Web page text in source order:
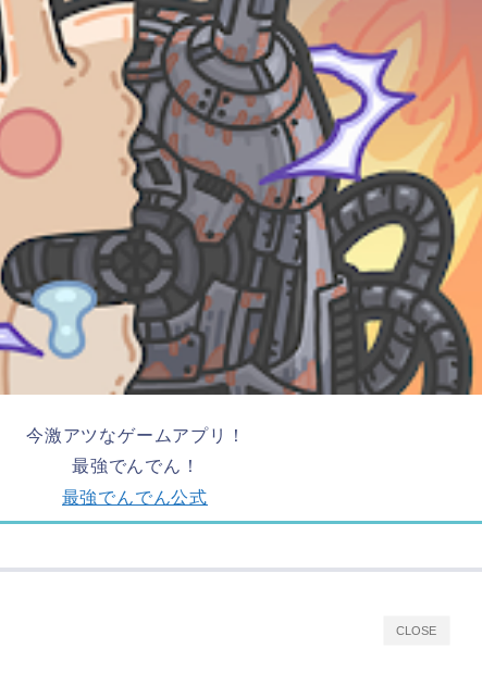
今激アツなゲームアプリ！
最強でんでん！
最強でんでん公式
CLOSE